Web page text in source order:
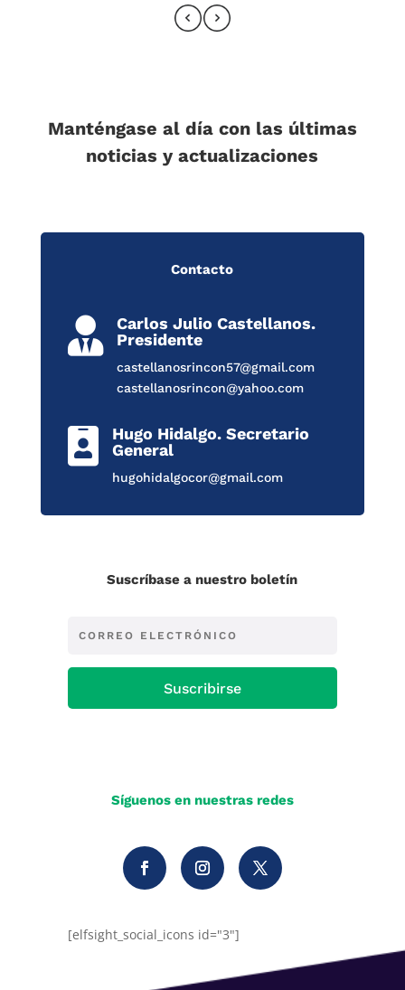
Manténgase al día con las últimas
noticias y actualizaciones
Contacto

Carlos Julio Castellanos.
Presidente
castellanosrincon57@gmail.com
castellanosrincon@yahoo.com

Hugo Hidalgo. Secretario
General
hugohidalgocor@gmail.com
Suscríbase a nuestro boletín
Suscribirse
Síguenos en nuestras redes
[elfsight_social_icons id="3"]